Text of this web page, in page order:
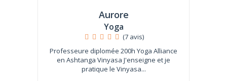
Aurore
Yoga
(7 avis)
Professeure diplomée 200h Yoga Alliance
en Ashtanga Vinyasa J'enseigne et je
pratique le Vinyasa...